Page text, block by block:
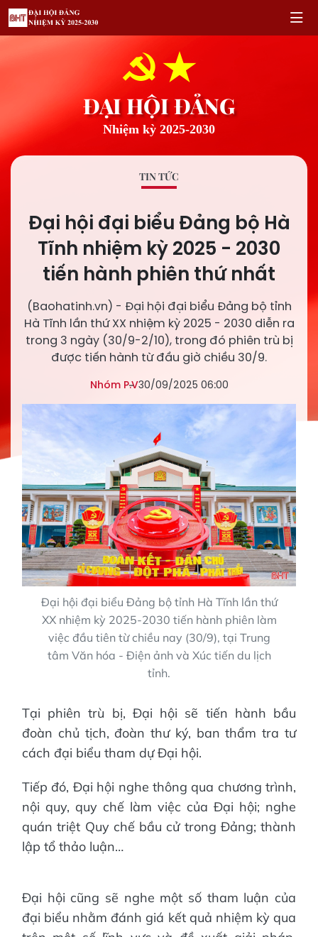
ĐẠI HỘI ĐẢNG
Nhiệm kỳ 2025-2030
TIN TỨC
Đại hội đại biểu Đảng bộ Hà
Tĩnh nhiệm kỳ 2025 - 2030
tiến hành phiên thứ nhất
(Baohatinh.vn) - Đại hội đại biểu Đảng bộ tỉnh
Hà Tĩnh lần thứ XX nhiệm kỳ 2025 - 2030 diễn ra
trong 3 ngày (30/9-2/10), trong đó phiên trù bị
được tiến hành từ đầu giờ chiều 30/9.
Nhóm P.V30/09/2025 06:00
Đại hội đại biểu Đảng bộ tỉnh Hà Tĩnh lần thứ
XX nhiệm kỳ 2025-2030 tiến hành phiên làm
việc đầu tiên từ chiều nay (30/9), tại Trung
tâm Văn hóa - Điện ảnh và Xúc tiến du lịch
tỉnh.
Tại phiên trù bị, Đại hội sẽ tiến hành bầu
đoàn chủ tịch, đoàn thư ký, ban thẩm tra tư
cách đại biểu tham dự Đại hội.
Tiếp đó, Đại hội nghe thông qua chương trình,
nội quy, quy chế làm việc của Đại hội; nghe
quán triệt Quy chế bầu cử trong Đảng; thành
lập tổ thảo luận…
Đại hội cũng sẽ nghe một số tham luận của
đại biểu nhằm đánh giá kết quả nhiệm kỳ qua